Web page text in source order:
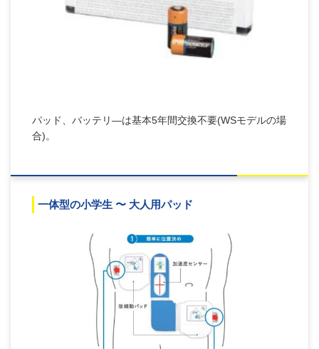
パッド、バッテリ―は基本5年間交換不要(WSモデルの場
合)。
一体型の小学生 〜 大人用パッド